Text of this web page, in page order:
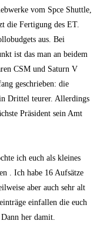
vom Spce Shuttle,
die Fertigung des ET.
aus. Bei
ist das man an beidem
CSM und Saturn V
geschrieben: die
Drittel teurer. Allerdings
Präsident sein Amt
ich euch als kleines
. Ich habe 16 Aufsätze
aber auch sehr alt
einfallen die euch
her damit.